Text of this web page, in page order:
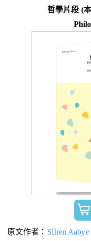
哲學片段 (
原文作者： Sren